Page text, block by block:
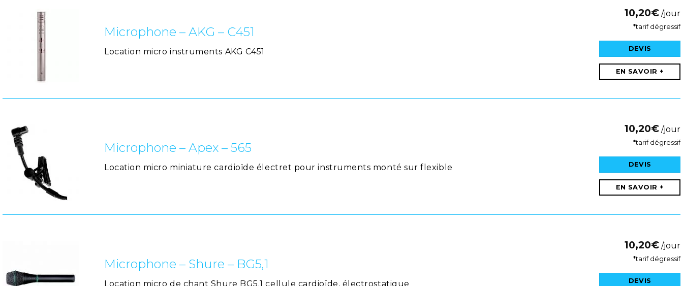
Microphone – AKG – C451
Location micro instruments AKG C451
10,20€ /jour
*tarif dégressif
DEVIS
EN SAVOIR +
Microphone – Apex – 565
Location micro miniature cardioïde électret pour instruments monté sur flexible
10,20€ /jour
*tarif dégressif
DEVIS
EN SAVOIR +
Microphone – Shure – BG5,1
Location micro de chant Shure BG5.1 cellule cardioïde, électrostatique
10,20€ /jour
*tarif dégressif
DEVIS